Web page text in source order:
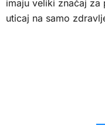
imaju veliki značaj
uticaj na samo